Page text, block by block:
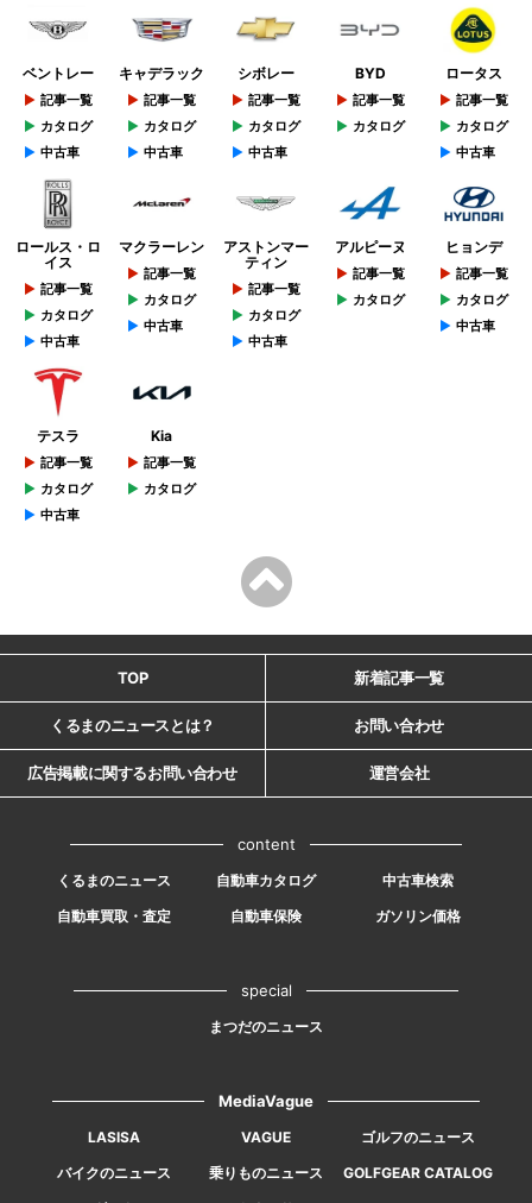
ベントレー
記事一覧
カタログ
中古車
キャデラック
記事一覧
カタログ
中古車
シボレー
記事一覧
カタログ
中古車
BYD
記事一覧
カタログ
ロータス
記事一覧
カタログ
中古車
ロールス・ロ
イス
記事一覧
カタログ
中古車
マクラーレン
記事一覧
カタログ
中古車
アストンマー
ティン
記事一覧
カタログ
中古車
アルピーヌ
記事一覧
カタログ
ヒョンデ
記事一覧
カタログ
中古車
テスラ
記事一覧
カタログ
中古車
Kia
記事一覧
カタログ
TOP 新着記事一覧
くるまのニュースとは？ お問い合わせ
広告掲載に関するお問い合わせ 運営会社
content
くるまのニュース 自動車カタログ
中古車検索
自動車買取・査定
自動車保険 ガソリン価格
special
まつだのニュース
MediaVague
LASISA VAGUE
ゴルフのニュース
バイクのニュース
乗りものニュース
GOLFGEAR CATALOG